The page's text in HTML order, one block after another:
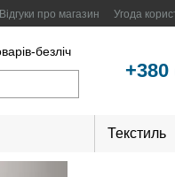
Відгуки про магазин Угода
безліч
+380
Текстиль